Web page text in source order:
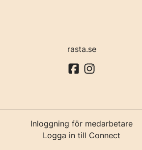
rasta.se
Inloggning för medarbetare
Logga in till Connect